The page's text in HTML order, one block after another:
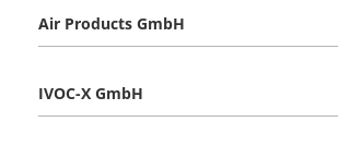
Air Products GmbH
IVOC-X GmbH